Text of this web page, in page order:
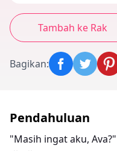
Tambah ke Rak
Bagikan:
Pendahuluan
"Masih ingat aku,